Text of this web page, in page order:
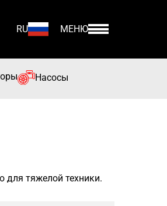
RU МЕНЮ
Насосы
для тяжелой техники.